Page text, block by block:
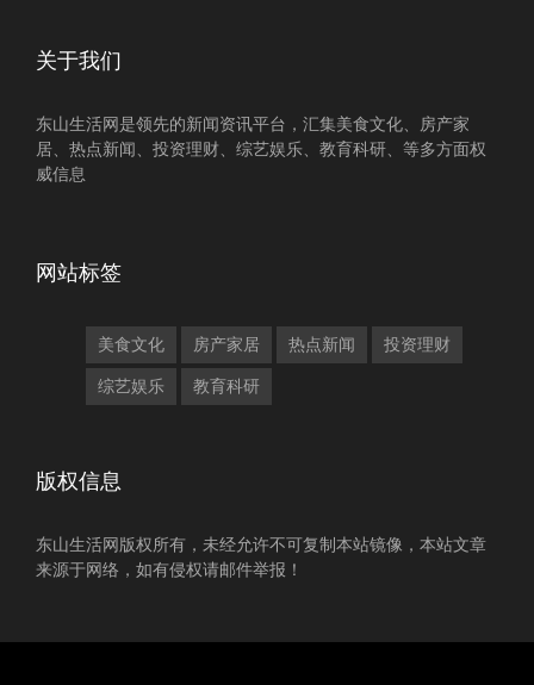
关于我们
东山生活网是领先的新闻资讯平台，汇集美食文化、房产家
居、热点新闻、投资理财、综艺娱乐、教育科研、等多方面权
威信息
网站标签
美食文化 房产家居 热点新闻 投资理财
综艺娱乐 教育科研
版权信息
东山生活网版权所有，未经允许不可复制本站镜像，本站文章
来源于网络，如有侵权请邮件举报！